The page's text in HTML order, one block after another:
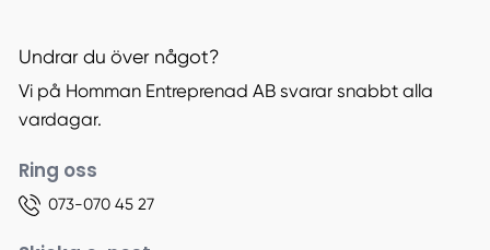
Undrar du över något?
Vi på Homman Entreprenad AB svarar snabbt alla
vardagar.
Ring oss
073-070 45 27